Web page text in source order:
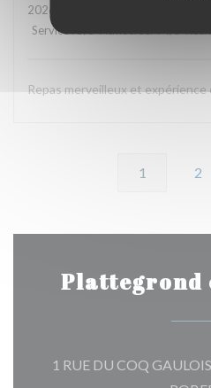
2026-07-02
Service
Repas merveilleux et expérience
1 2
Plattegrond
1 RUE DU COQ